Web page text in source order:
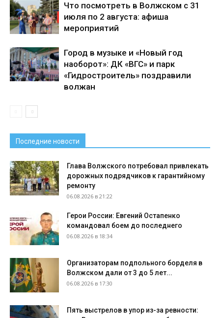
Что посмотреть в Волжском с 31
июля по 2 августа: афиша
мероприятий
Город в музыке и «Новый год
наоборот»: ДК «ВГС» и парк
«Гидростроитель» поздравили
волжан
Последние новости
Глава Волжского потребовал привлекать
дорожных подрядчиков к гарантийному
ремонту
06.08.2026 в 21:22
Герои России: Евгений Остапенко
командовал боем до последнего
06.08.2026 в 18:34
Организаторам подпольного борделя в
Волжском дали от 3 до 5 лет...
06.08.2026 в 17:30
Пять выстрелов в упор из-за ревности: